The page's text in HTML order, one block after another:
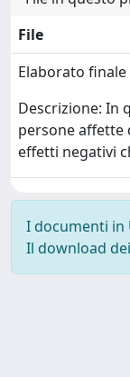
File
Elaborato
Descrizione: In
persone affette
effetti negativi
I documenti in
Il download